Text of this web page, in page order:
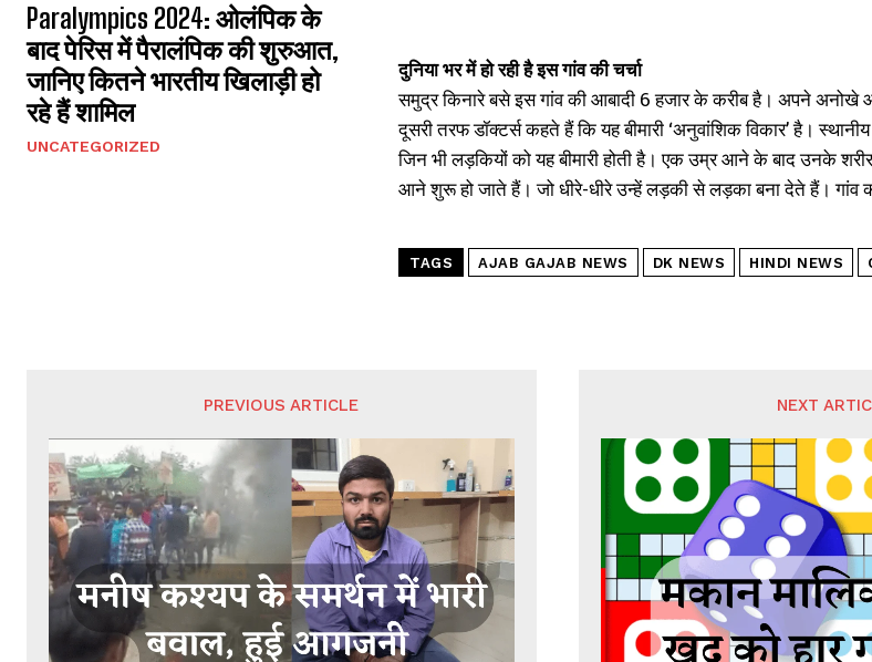
Paralympics 2024: ओलंपिक के
बाद पेरिस में पैरालंपिक की शुरुआत,
जानिए कितने भारतीय खिलाड़ी हो
रहे हैं शामिल
UNCATEGORIZED
दुनिया भर में हो रही है इस गांव की चर्चा
समुद्र किनारे बसे इस गांव की आबादी 6 हजार के करीब है। अपने अनोखे
दूसरी तरफ डॉक्टर्स कहते हैं कि यह बीमारी ‘अनुवांशिक विकार’ है।
जिन भी लड़कियों को यह बीमारी होती है। एक उम्र आने के बाद उनके
आने शुरू हो जाते हैं। जो धीरे-धीरे उन्हें लड़की से लड़का बना देते हैं। गांव
TAGS AJAB GAJAB NEWS DK NEWS HINDI NEWS
PREVIOUS ARTICLE NEXT